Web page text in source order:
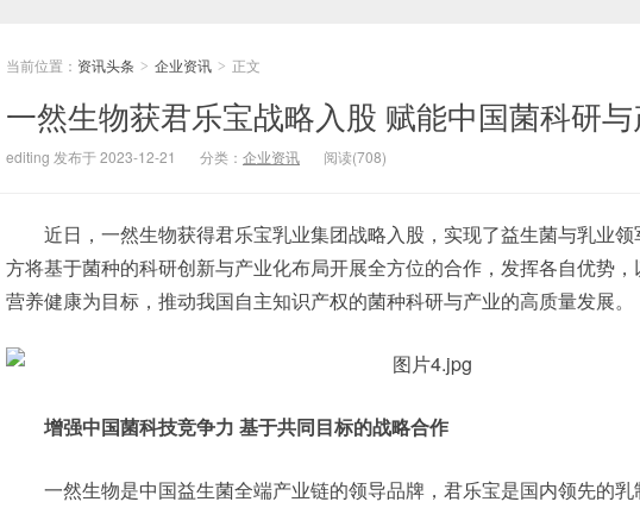
当前位置： 资讯头条 > 企业资讯 > 正文
一然生物获君乐宝战略入股 赋能中国菌科研
editing 发布于 2023-12-21 分类： 企业资讯 阅读(708)
近日，一然生物获得君乐宝乳业集团战略入股，实现了益生菌与乳业
方将基于菌种的科研创新与产业化布局开展全方位的合作，发挥各自优势
营养健康为目标，推动我国自主知识产权的菌种科研与产业的高质量发展。
增强中国菌科技竞争力 基于共同目标的战略合作
一然生物是中国益生菌全端产业链的领导品牌，君乐宝是国内领先的